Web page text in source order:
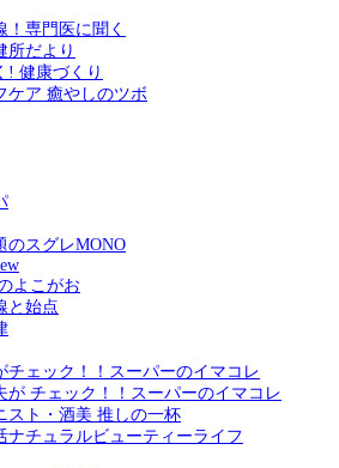
！専門医に聞く
所だより
! 健康づくり
ケア 癒やしのツボ
のスグレMONO
よこがお
と始点
チェック！！スーパーのイマコレ
が チェック！！スーパーのイマコレ
スト・酒美 推しの一杯
ナチュラルビューティーライフ